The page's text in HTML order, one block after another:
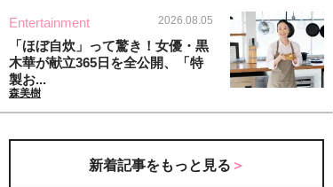
Entertainment 2026.08.05
「ほぼ自炊」って驚き！女優・黒
木華が献立365日を全公開、「特
製お...
森美樹
新着記事をもっと見る